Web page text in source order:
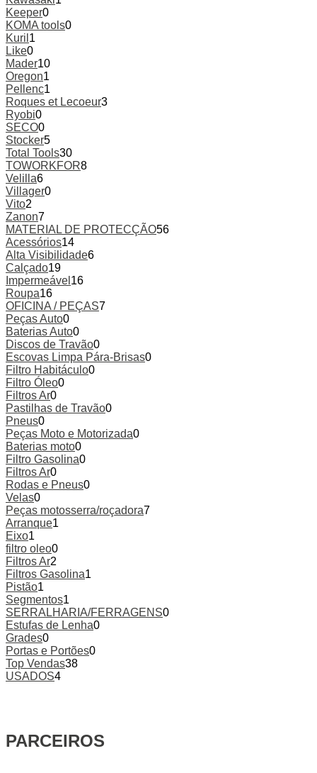
Keeper0
KOMA tools0
Kuril 1
Like0
Mader10
Oregon1
Pellenc1
Roques et Lecoeur3
Ryobi0
SECO0
Stocker5
Total Tools30
TOWORKFOR8
Velilla6
Villager0
Vito2
Zanon7
MATERIAL DE PROTECÇÃO56
Acessórios14
Alta Visibilidade6
Calçado19
Impermeável 16
Roupa16
OFICINA / PEÇAS7
Peças Auto0
Baterias Auto0
Discos de Travão0
Escovas Limpa Pára-Brisas0
Filtro Habitáculo0
Filtro Óleo0
Filtros Ar0
Pastilhas de Travão0
Pneus0
Peças Moto e Motorizada0
Baterias moto0
Filtro Gasolina0
Filtros Ar0
Rodas e Pneus0
Velas0
Peças motosserra/roçadora7
Arranque1
Eixo1
filtro oleo0
Filtros Ar2
Filtros Gasolina1
Pistão1
Segmentos1
SERRALHARIA/FERRAGENS0
Estufas de Lenha0
Grades0
Portas e Portões0
Top Vendas38
USADOS4
PARCEIROS